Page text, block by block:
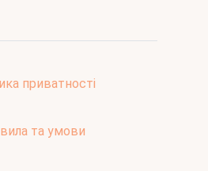
приватності
та умови